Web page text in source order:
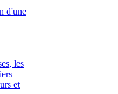
d'une
les
et